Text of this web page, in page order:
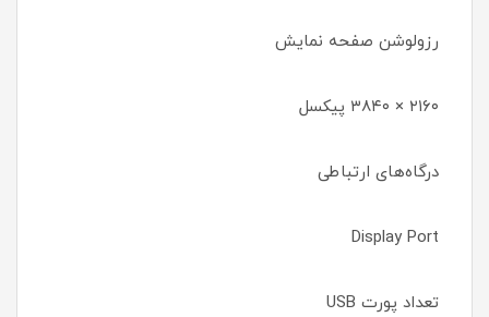
رزولوشن صفحه نمایش
۲۱۶۰ × ۳۸۴۰ پیکسل
درگاه‌های ارتباطی
Display Port
تعداد پورت USB